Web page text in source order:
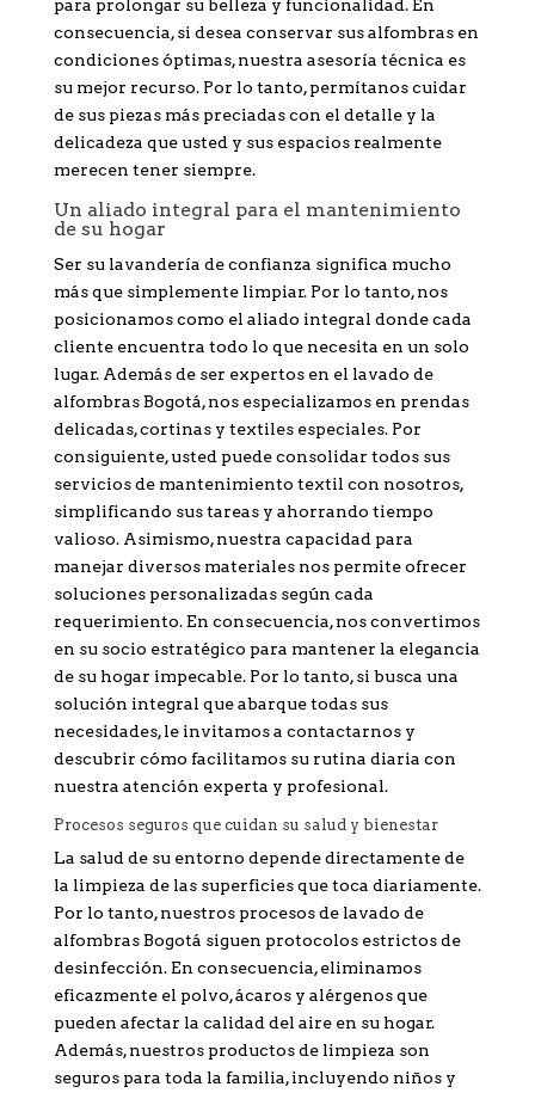
para prolongar su belleza y funcionalidad. En
consecuencia, si desea conservar sus alfombras en
condiciones óptimas, nuestra asesoría técnica es
su mejor recurso. Por lo tanto, permítanos cuidar
de sus piezas más preciadas con el detalle y la
delicadeza que usted y sus espacios realmente
merecen tener siempre.
Un aliado integral para el mantenimiento
de su hogar
Ser su lavandería de confianza significa mucho
más que simplemente limpiar. Por lo tanto, nos
posicionamos como el aliado integral donde cada
cliente encuentra todo lo que necesita en un solo
lugar. Además de ser expertos en el lavado de
alfombras Bogotá, nos especializamos en prendas
delicadas, cortinas y textiles especiales. Por
consiguiente, usted puede consolidar todos sus
servicios de mantenimiento textil con nosotros,
simplificando sus tareas y ahorrando tiempo
valioso. Asimismo, nuestra capacidad para
manejar diversos materiales nos permite ofrecer
soluciones personalizadas según cada
requerimiento. En consecuencia, nos convertimos
en su socio estratégico para mantener la elegancia
de su hogar impecable. Por lo tanto, si busca una
solución integral que abarque todas sus
necesidades, le invitamos a contactarnos y
descubrir cómo facilitamos su rutina diaria con
nuestra atención experta y profesional.
Procesos seguros que cuidan su salud y bienestar
La salud de su entorno depende directamente de
la limpieza de las superficies que toca diariamente.
Por lo tanto, nuestros procesos de lavado de
alfombras Bogotá siguen protocolos estrictos de
desinfección. En consecuencia, eliminamos
eficazmente el polvo, ácaros y alérgenos que
pueden afectar la calidad del aire en su hogar.
Además, nuestros productos de limpieza son
seguros para toda la familia, incluyendo niños y